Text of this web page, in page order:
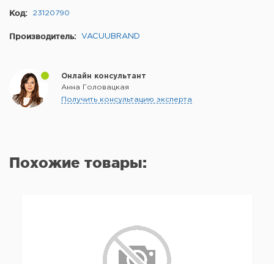
Код: 23120790
Производитель: VACUUBRAND
Онлайн консультант
Анна Головацкая
Получить консультацию эксперта
Похожие товары: